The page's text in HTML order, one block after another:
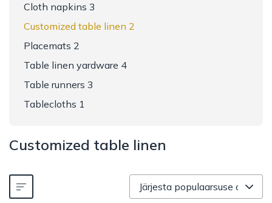
Cloth napkins 3
Customized table linen 2
Placemats 2
Table linen yardware 4
Table runners 3
Tablecloths 1
Customized table linen